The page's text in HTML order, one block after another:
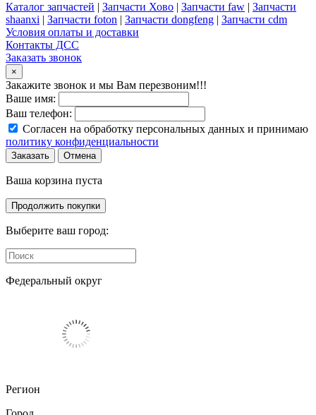
Каталог запчастей | Запчасти Хово | Запчасти faw | Запчасти
shaanxi | Запчасти foton | Запчасти dongfeng | Запчасти cdm
Условия оплаты и доставки
Контакты ДСС
Заказать звонок
×
Закажите звонок и мы Вам перезвоним!!!
Ваше имя:
Ваш телефон:
Согласен на обработку персональных данных и принимаю
политику конфиденциальности
Заказать Отмена
Ваша корзина пуста
Продолжить покупки
Выберите ваш город:
Федеральный округ
Регион